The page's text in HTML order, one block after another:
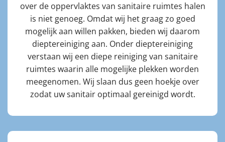
over de oppervlaktes van sanitaire ruimtes halen
is niet genoeg. Omdat wij het graag zo goed
mogelijk aan willen pakken, bieden wij daarom
dieptereiniging aan. Onder dieptereiniging
verstaan wij een diepe reiniging van sanitaire
ruimtes waarin alle mogelijke plekken worden
meegenomen. Wij slaan dus geen hoekje over
zodat uw sanitair optimaal gereinigd wordt.